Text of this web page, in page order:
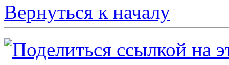
Вернуться к началу